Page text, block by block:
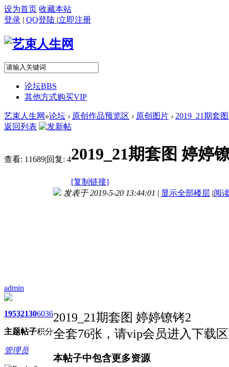
设为首页 收藏本站
登录 | QQ登陆 |立即注册
论坛BBS
其他方式购买VIP
艺束人生网 »论坛 › 原创作品预览区 › 原创图片 › 2019_21期套
返回列表
查看: 11689|回复: 42019_21期套图 婷婷
[复制链接]
admin
1953
主题
2130
帖子
6036
积分
管理员
发表于 2019-5-20 13:44:01 | 显示全部楼层 |阅
2019_21期套图 婷婷镣铐2
全套76张，请vip会员进入下载
本帖子中包含更多资源